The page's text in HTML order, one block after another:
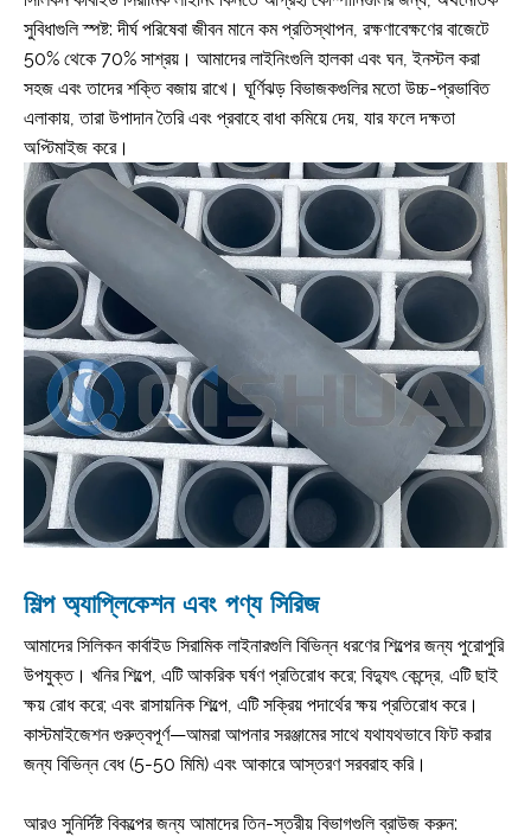
সুবিধাগুলি স্পষ্ট: দীর্ঘ পরিষেবা জীবন মানে কম প্রতিস্থাপন, রক্ষণাবেক্ষণের বাজেটে
50% থেকে 70% সাশ্রয়। আমাদের লাইনিংগুলি হালকা এবং ঘন, ইনস্টল করা
সহজ এবং তাদের শক্তি বজায় রাখে। ঘূর্ণিঝড় বিভাজকগুলির মতো উচ্চ-প্রভাবিত
এলাকায়, তারা উপাদান তৈরি এবং প্রবাহে বাধা কমিয়ে দেয়, যার ফলে দক্ষতা
অপ্টিমাইজ করে।
শিল্প অ্যাপ্লিকেশন এবং পণ্য সিরিজ
আমাদের সিলিকন কার্বাইড সিরামিক লাইনারগুলি বিভিন্ন ধরণের শিল্পের জন্য পুরোপুরি
উপযুক্ত। খনির শিল্পে, এটি আকরিক ঘর্ষণ প্রতিরোধ করে; বিদ্যুৎ কেন্দ্রে, এটি ছাই
ক্ষয় রোধ করে; এবং রাসায়নিক শিল্পে, এটি সক্রিয় পদার্থের ক্ষয় প্রতিরোধ করে।
কাস্টমাইজেশন গুরুত্বপূর্ণ—আমরা আপনার সরঞ্জামের সাথে যথাযথভাবে ফিট করার
জন্য বিভিন্ন বেধ (5-50 মিমি) এবং আকারে আস্তরণ সরবরাহ করি।
আরও সুনির্দিষ্ট বিকল্পের জন্য আমাদের তিন-স্তরীয় বিভাগগুলি ব্রাউজ করুন: